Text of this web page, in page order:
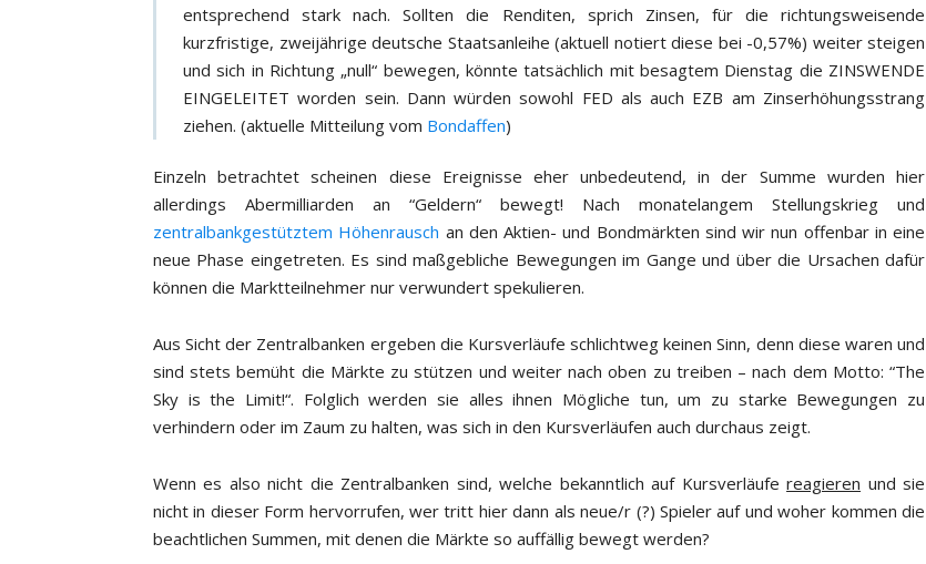
entsprechend stark nach. Sollten die Renditen, sprich Zinsen, für die richtungsweisende
kurzfristige, zweijährige deutsche Staatsanleihe (aktuell notiert diese bei -0,57%) weiter steigen
und sich in Richtung „null“ bewegen, könnte tatsächlich mit besagtem Dienstag die ZINSWENDE
EINGELEITET worden sein. Dann würden sowohl FED als auch EZB am Zinserhöhungsstrang
ziehen. (aktuelle Mitteilung vom Bondaffen)
Einzeln betrachtet scheinen diese Ereignisse eher unbedeutend, in der Summe wurden hier
allerdings Abermilliarden an “Geldern“ bewegt! Nach monatelangem Stellungskrieg und
zentralbankgestütztem Höhenrausch an den Aktien- und Bondmärkten sind wir nun offenbar in eine
neue Phase eingetreten. Es sind maßgebliche Bewegungen im Gange und über die Ursachen dafür
können die Marktteilnehmer nur verwundert spekulieren.
Aus Sicht der Zentralbanken ergeben die Kursverläufe schlichtweg keinen Sinn, denn diese waren und
sind stets bemüht die Märkte zu stützen und weiter nach oben zu treiben – nach dem Motto: “The
Sky is the Limit!“. Folglich werden sie alles ihnen Mögliche tun, um zu starke Bewegungen zu
verhindern oder im Zaum zu halten, was sich in den Kursverläufen auch durchaus zeigt.
Wenn es also nicht die Zentralbanken sind, welche bekanntlich auf Kursverläufereagieren und sie
nicht in dieser Form hervorrufen, wer tritt hier dann als neue/r (?) Spieler auf und woher kommen die
beachtlichen Summen, mit denen die Märkte so auffällig bewegt werden?